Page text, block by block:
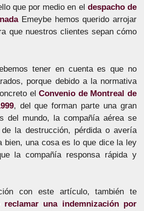
que por medio en el despacho de
Emeybe hemos querido arrojar
que nuestros clientes sepan cómo
tener en cuenta es que no
porque debido a la normativa
elConvenio de Montreal de
, del que forman parte una gran
del mundo, la compañía aérea se
de la destrucción, pérdida o avería
bien, una cosa es lo que dice la ley
la compañía responsa rápida y
con este artículo, también te
reclamar una indemnización por